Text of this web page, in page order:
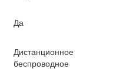
Да
Дистанционное
беспроводное